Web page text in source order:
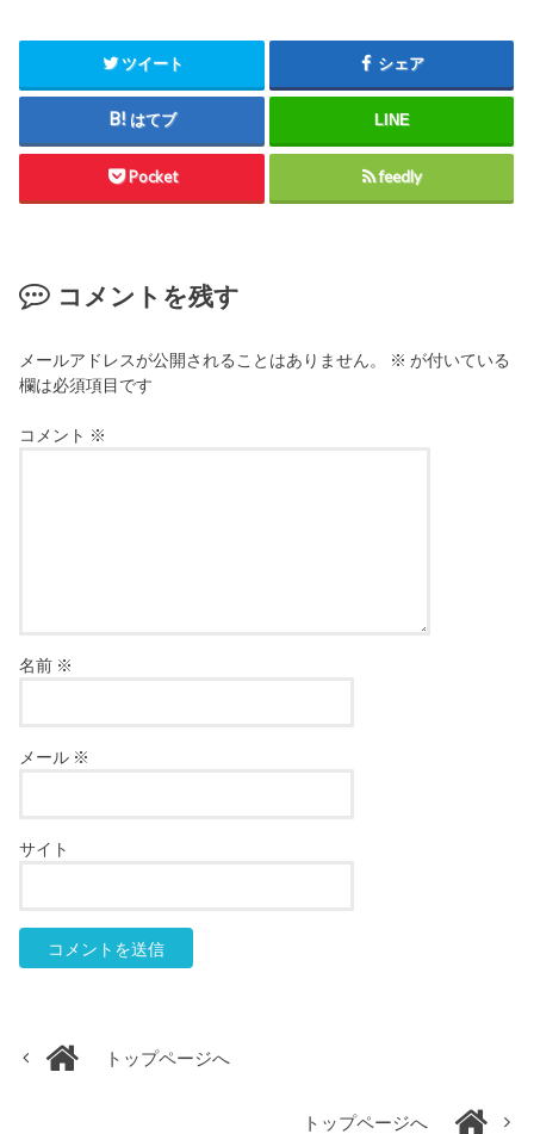
ツイート シェア
はてブ LINE
Pocket feedly
コメントを残す
メールアドレスが公開されることはありません。 ※ が付いている
欄は必須項目です
コメント ※
名前 ※
メール ※
サイト
トップページへ
トップページへ